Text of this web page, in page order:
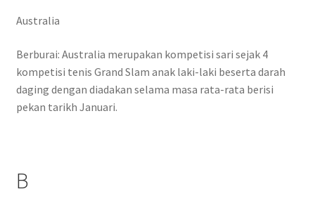
Australia
Berburai: Australia merupakan kompetisi sari sejak 4
kompetisi tenis Grand Slam anak laki-laki beserta darah
daging dengan diadakan selama masa rata-rata berisi
pekan tarikh Januari.
B